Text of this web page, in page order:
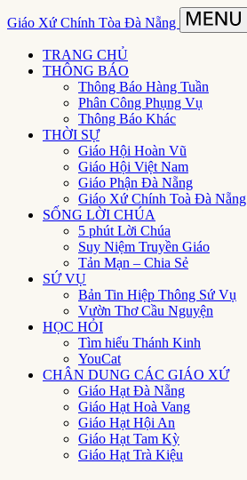
Giáo Xứ Chính Tòa Đà Nẵng
TRANG CHỦ
THÔNG BÁO
Thông Báo Hàng Tuần
Phân Công Phụng Vụ
Thông Báo Khác
THỜI SỰ
Giáo Hội Hoàn Vũ
Giáo Hội Việt Nam
Giáo Phận Đà Nẵng
Giáo Xứ Chính Toà Đà Nẵng
SỐNG LỜI CHÚA
5 phút Lời Chúa
Suy Niệm Truyền Giáo
Tản Mạn – Chia Sẻ
SỨ VỤ
Bản Tin Hiệp Thông Sứ Vụ
Vườn Thơ Cầu Nguyện
HỌC HỎI
Tìm hiểu Thánh Kinh
YouCat
CHÂN DUNG CÁC GIÁO XỨ
Giáo Hạt Đà Nẵng
Giáo Hạt Hoà Vang
Giáo Hạt Hội An
Giáo Hạt Tam Kỳ
Giáo Hạt Trà Kiệu